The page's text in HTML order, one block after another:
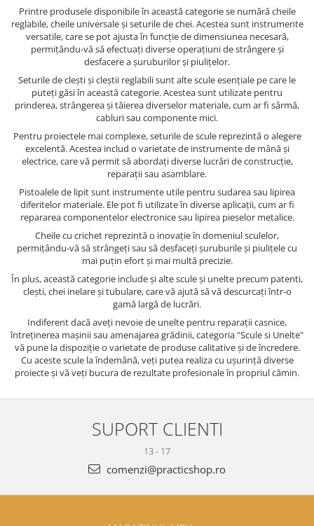
Printre produsele disponibile în această categorie se numără cheile
reglabile, cheile universale și seturile de chei. Acestea sunt instrumente
versatile, care se pot ajusta în funcție de dimensiunea necesară,
permițându-vă să efectuați diverse operațiuni de strângere și
desfacere a șuruburilor și piulițelor.
Seturile de clești și cleștii reglabili sunt alte scule esențiale pe care le
puteți găsi în această categorie. Acestea sunt utilizate pentru
prinderea, strângerea și tăierea diverselor materiale, cum ar fi sârmă,
cabluri sau componente mici.
Pentru proiectele mai complexe, seturile de scule reprezintă o alegere
excelentă. Acestea includ o varietate de instrumente de mână și
electrice, care vă permit să abordați diverse lucrări de construcție,
reparații sau asamblare.
Pistoalele de lipit sunt instrumente utile pentru sudarea sau lipirea
diferitelor materiale. Ele pot fi utilizate în diverse aplicații, cum ar fi
repararea componentelor electronice sau lipirea pieselor metalice.
Cheile cu crichet reprezintă o inovație în domeniul sculelor,
permițându-vă să strângeți sau să desfaceți șuruburile și piulițele cu
mai puțin efort și mai multă precizie.
În plus, această categorie include și alte scule și unelte precum patenti,
clești, chei inelare și tubulare, care vă ajută să vă descurcați într-o
gamă largă de lucrări.
Indiferent dacă aveți nevoie de unelte pentru reparații casnice,
întreținerea mașinii sau amenajarea grădinii, categoria "Scule si Unelte"
vă pune la dispoziție o varietate de produse calitative și de încredere.
Cu aceste scule la îndemână, veți putea realiza cu ușurință diverse
proiecte și vă veți bucura de rezultate profesionale în propriul cămin.
SUPORT CLIENTI
13 - 17
comenzi@practicshop.ro